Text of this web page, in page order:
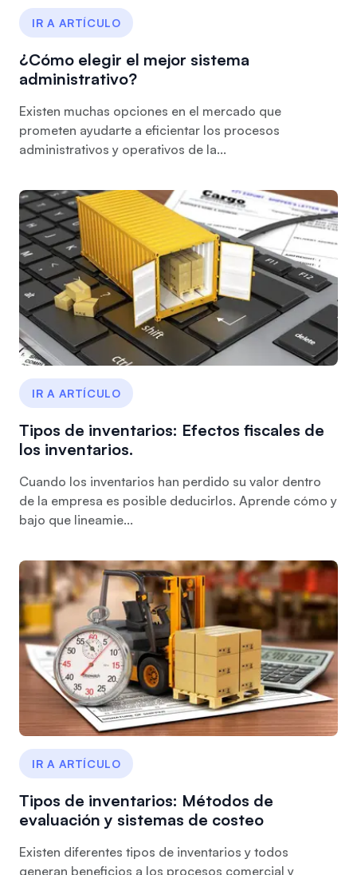
IR A ARTÍCULO
¿Cómo elegir el mejor sistema
administrativo?
Existen muchas opciones en el mercado que
prometen ayudarte a eficientar los procesos
administrativos y operativos de la...
IR A ARTÍCULO
Tipos de inventarios: Efectos fiscales de
los inventarios.
Cuando los inventarios han perdido su valor dentro
de la empresa es posible deducirlos. Aprende cómo y
bajo que lineamie...
IR A ARTÍCULO
Tipos de inventarios: Métodos de
evaluación y sistemas de costeo
Existen diferentes tipos de inventarios y todos
generan beneficios a los procesos comercial y